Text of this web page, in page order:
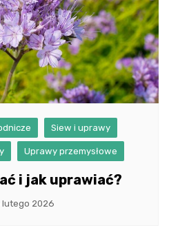
Siew i uprawy
Uprawy przemysłowe
i jak uprawiać?
lutego 2026